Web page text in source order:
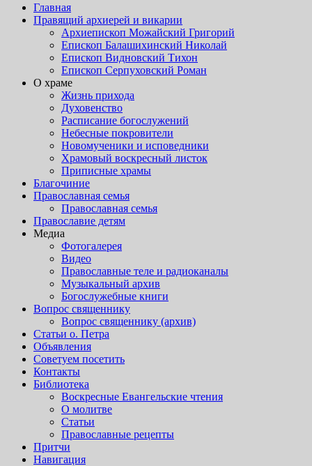
Главная
Правящий архиерей и викарии
Архиепископ Можайский Григорий
Епископ Балашихинский Николай
Епископ Видновский Тихон
Епископ Серпуховский Роман
О храме
Жизнь прихода
Духовенство
Расписание богослужений
Небесные покровители
Новомученики и исповедники
Храмовый воскресный листок
Приписные храмы
Благочиние
Православная семья
Православная семья
Православие детям
Медиа
Фотогалерея
Видео
Православные теле и радиоканалы
Музыкальный архив
Богослужебные книги
Вопрос священнику
Вопрос священнику (архив)
Статьи о. Петра
Объявления
Советуем посетить
Контакты
Библиотека
Воскресные Евангельские чтения
О молитве
Статьи
Православные рецепты
Притчи
Навигация